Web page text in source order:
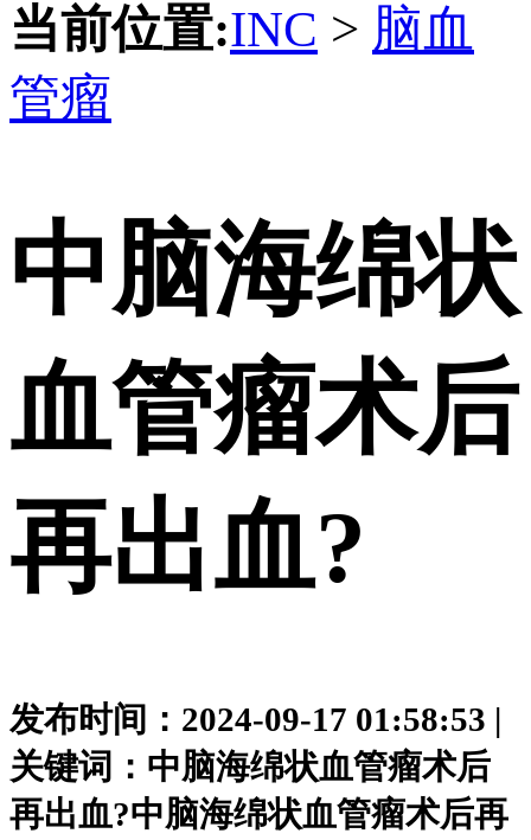
当前位置:INC > 脑血
管瘤
中脑海绵状
血管瘤术后
再出血?
发布时间：2024-09-17 01:58:53 |
关键词：中脑海绵状血管瘤术后
再出血?中脑海绵状血管瘤术后再